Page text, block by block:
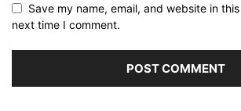
Save my name, email, and website in
next time I comment.